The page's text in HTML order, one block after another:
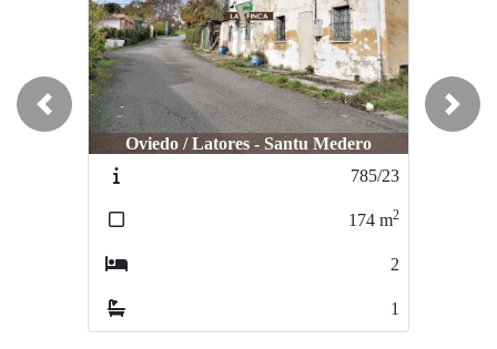
Oviedo / Latores - Santu Medero
Oviedo / GRADO
373
120m
Previous Next